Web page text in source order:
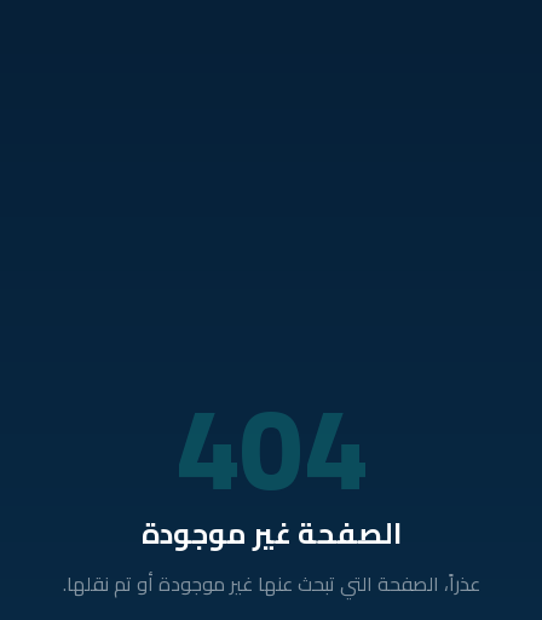
404
الصفحة غير موجودة
عذراً، الصفحة التي تبحث عنها غير موجودة أو تم نقلها.